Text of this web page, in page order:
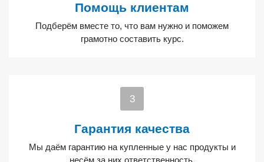
Помощь клиентам
Подберём вместе то, что вам нужно и поможем
грамотно составить курс.
Гарантия качества
Мы даём гарантию на купленные у нас продукты и
несём за них ответственность.